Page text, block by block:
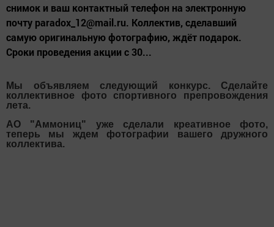
снимок и ваш контактный телефон на электронную
почту paradox_12@mail.ru. Коллектив, сделавший
самую оригинальную фотографию, ждёт подарок.
Сроки проведения акции с 30...
Мы объявляем следующий конкурс. Сделайте
коллективное фото спортивного препровождения
лета.
АО "Аммониц" уже сделали креативное фото,
теперь мы ждем фотографии вашего дружного
коллектива.